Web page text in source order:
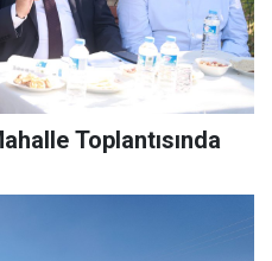
Toplantısında